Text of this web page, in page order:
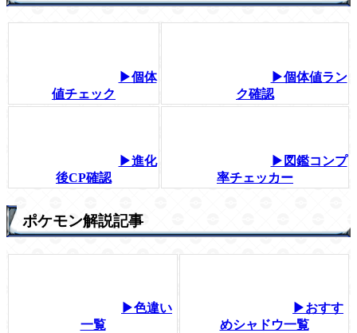
▶個体
値チェック
▶個体値ラン
ク確認
▶進化
後CP確認
▶図鑑コンプ
率チェッカー
ポケモン解説記事
▶色違い
一覧
▶おすす
めシャドウ一覧